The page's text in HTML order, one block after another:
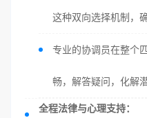
这种双向选择机制，
专业的协调员在整个
畅，解答疑问，化解
全程法律与心理支持：